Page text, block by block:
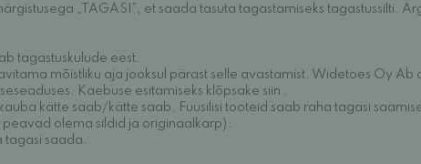
„TAGASI“, et saada tasuta tagastamiseks tagastussilti.
tagastuskulude eest.
mõistliku aja jooksul pärast selle avastamist. Widetoes Oy
Kaebuse esitamiseks klõpsake siin .
kätte saab/kätte saab. Füüsilisi tooteid saab raha tagasi
peavad olema sildid ja originaalkarp).
tagasi saada.